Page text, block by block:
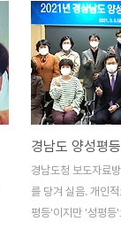
경남도청 보도자료
를 당겨 실음. 개인
평등'이지만 '성평등